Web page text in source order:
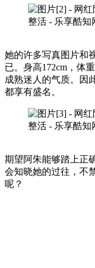
她的许多写真图片和
已。身高172cm，体
成熟迷人的气质。因
都享有盛名。
期望阿朱能够踏上正
会知晓她的过往，不
呢？